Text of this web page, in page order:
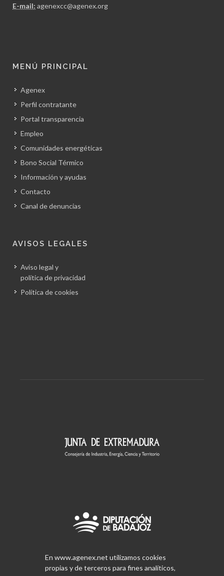
E-mail: agenexcc@agenex.org
MENÚ PRINCIPAL
Agenex
Perfil contratante
Portal transparencia
Empleo
Comunidades energéticas
Bono Social Térmico
Información y ayudas
Contacto
Canal de denuncias
AVISOS LEGALES
Aviso legal y
política de privacidad
Política de cookies
En www.agenex.net utilizamos cookies
propias y de terceros para fines analíticos,